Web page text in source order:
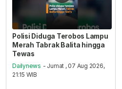
Polisi Diduga Terobos Lampu
Merah Tabrak Balita hingga
Tewas
Dailynews - Jumat , 07 Aug 2026,
21:15 WIB